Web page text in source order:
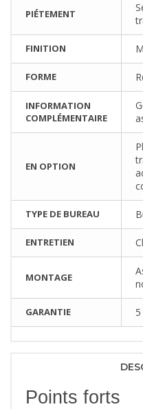
PIÉTEMENT
FINITION
FORME
INFORMATION
COMPLÉMENTAIRE
EN OPTION
TYPE DE BUREAU
ENTRETIEN
MONTAGE
GARANTIE
Points forts